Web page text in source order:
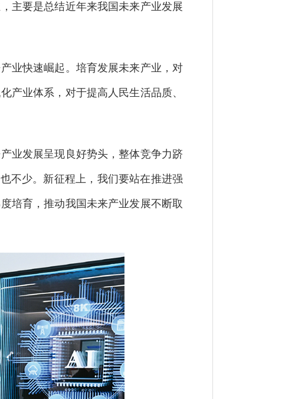
主要是总结近年来我国未来产业发展
业快速崛起。培育发展未来产业，对
产业体系，对于提高人民生活品质、
业发展呈现良好势头，整体竞争力跻
不少。新征程上，我们要站在推进强
培育，推动我国未来产业发展不断取